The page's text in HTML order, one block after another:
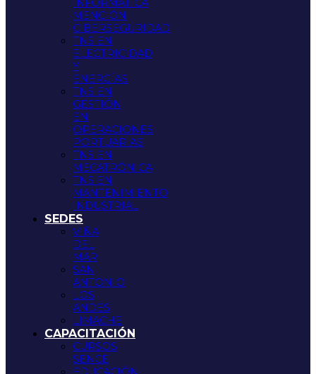
INFORMATICA
MENCIÓN
CIBERSEGURIDAD
TNS EN
ELECTRICIDAD
Y
ENERGÍAS
TNS EN
GESTIÓN
EN
OPERACIONES
PORTUARIAS
TNS EN
MECATRÓNICA
TNS EN
MANTENIMIENTO
INDUSTRIAL
SEDES
VIÑA
DEL
MAR
SAN
ANTONIO
LOS
ANDES
LIMACHE
CAPACITACIÓN
CURSOS
SENCE